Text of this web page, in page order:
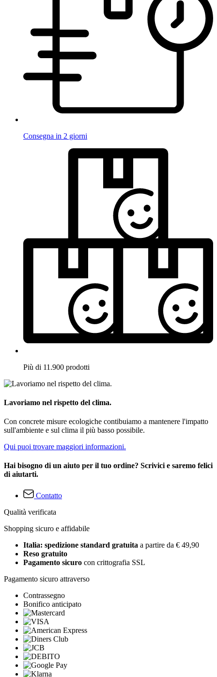
Consegna in 2 giorni
Più di 11.900 prodotti
Lavoriamo nel rispetto del clima.
Con concrete misure ecologiche contibuiamo a mantenere l'impatto
sull'ambiente e sul clima il più basso possibile.
Qui puoi trovare maggiori informazioni.
Hai bisogno di un aiuto per il tuo ordine? Scrivici e saremo felici
di aiutarti.
Contatto
Qualità verificata
Shopping sicuro e affidabile
Italia: spedizione standard gratuita a partire da € 49,90
Reso gratuito
Pagamento sicuro con crittografia SSL
Pagamento sicuro attraverso
Contrassegno
Bonifico anticipato